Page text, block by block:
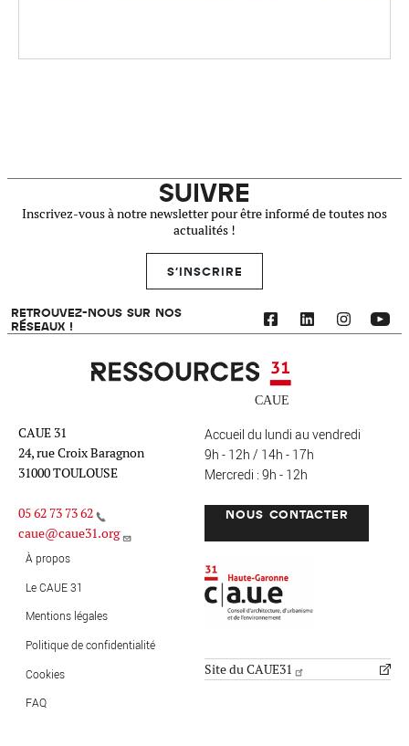
SUIVRE
Inscrivez-vous à notre newsletter pour être informé de toutes nos
actualités !
S'INSCRIRE
RETROUVEZ-NOUS SUR NOS
RÉSEAUX !
Ressources 31
CAUE 31
24, rue Croix Baragnon
31000 TOULOUSE
05 62 73 73 62
caue@caue31.org
Accueil du lundi au vendredi
9h - 12h / 14h - 17h
Mercredi : 9h - 12h
NOUS CONTACTER
MENU PIED DE PAGE
À propos
Le CAUE 31
Mentions légales
Politique de confidentialité
Cookies
FAQ
Site du CAUE31